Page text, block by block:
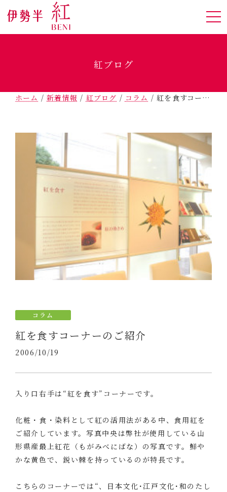
紅ブログ
ホーム /新着情報 / 紅ブログ / コラム /紅を食すコーナーのご紹介
コラム
紅を食すコーナーのご紹介
2006/10/19
入り口右手は“紅を食す”コーナーです。
化粧・食・染料として紅の活用法がある中、食用紅を
ご紹介しています。写真中央は弊社が使用している山
形県産最上紅花（もがみべにばな）の写真です。鮮や
かな黄色で、鋭い棘を持っているのが特長です。
こちらのコーナーでは“、日本文化･江戸文化･和のたし